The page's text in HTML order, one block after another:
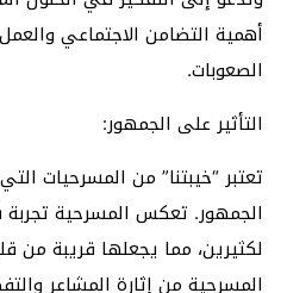
أهمية التضامن الاجتماعي
الصعوبات.
التأثير على الجمهور:
تعتبر “خيبتنا” من المسرحيات
الجمهور. تعكس المسرحية
لكثيرين، مما يجعلها قريبة من
المسرحية من إثارة المشاعر